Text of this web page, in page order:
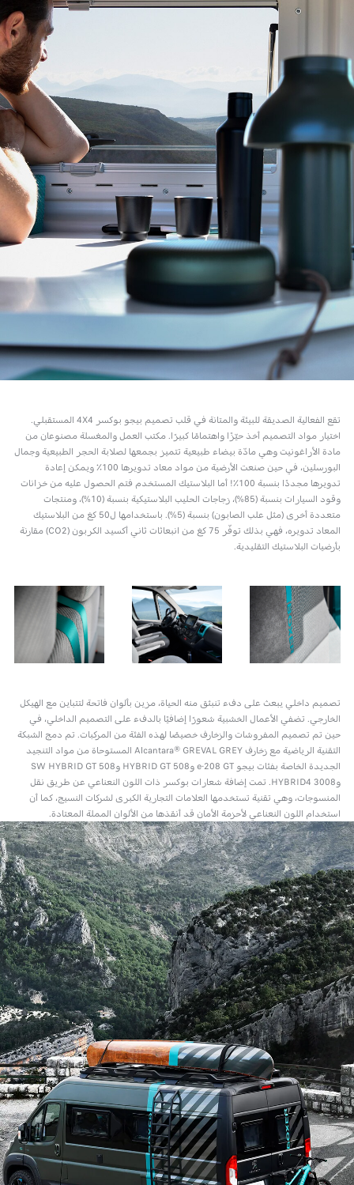
تقع الفعالية الصديقة للبيئة والمتانة في قلب تصميم بيجو بوكسر 4X4 المستقبلي.
اختيار مواد التصميم أخذ حيّزًا واهتمامًا كبيرًا. مكتب العمل والمغسلة مصنوعان من
مادة الأراغونيت وهي مادّة بيضاء طبيعية تتميز بجمعها لصلابة الحجر الطبيعية وجمال
البورسلين، في حين صنعت الأرضية من مواد معاد تدويرها 100٪ ويمكن إعادة
تدويرها مجددًا بنسبة 100٪! أما البلاستيك المستخدم فتم الحصول عليه من خزانات
وقود السيارات بنسبة (85%)، زجاجات الحليب البلاستيكية بنسبة (10%)، ومنتجات
متعددة أخرى (مثل علب الصابون) بنسبة (5%). باستخدامها ل50 كغ من البلاستيك
المعاد تدويره، فهي بذلك توفّر 75 كغ من انبعاثات ثاني أكسيد الكربون (CO2) مقارنة
بأرضيات البلاستيك التقليدية.
تصميم داخلي يبعث على دفء تنبثق منه الحياة، مزين بألوان فاتحة لتتباين مع الهيكل
الخارجي. تضفي الأعمال الخشبية شعورًا إضافيًا بالدفء على التصميم الداخلي، في
حين تم تصميم المفروشات والزخارف خصيصًا لهذه الفئة من المركبات. تم دمج الشبكة
التقنية الرياضية مع زخارف Alcantara® GREVAL GREY المستوحاة من مواد التنجيد
الجديدة الخاصة بفئات بيجو e-208 GT و508 HYBRID GT و508 SW HYBRID GT
و3008 HYBRID4. تمت إضافة شعارات بوكسر ذات اللون النعناعي عن طريق نقل
المنسوجات، وهي تقنية تستخدمها العلامات التجارية الكبرى لشركات النسيج، كما أن
استخدام اللون النعناعي لأحزمة الأمان قد أنقذها من الألوان المملة المعتادة.